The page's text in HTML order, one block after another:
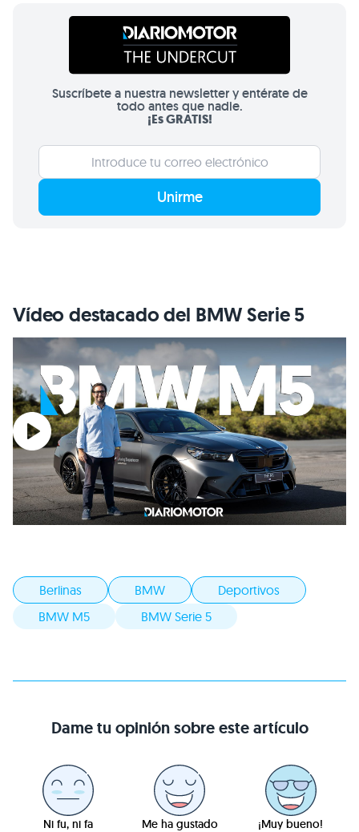
Suscríbete a nuestra newsletter y entérate de
todo antes que nadie.
¡Es GRATIS!
Unirme
Vídeo destacado del BMW Serie 5
Berlinas BMW
Deportivos
BMW M5
BMW Serie 5
Dame tu opinión sobre este artículo
Ni fu, ni fa Me ha gustado ¡Muy bueno!